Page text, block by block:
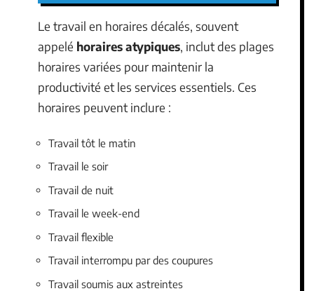
Le travail en horaires décalés, souvent
appelé horaires atypiques, inclut des plages
horaires variées pour maintenir la
productivité et les services essentiels. Ces
horaires peuvent inclure :
Travail tôt le matin
Travail le soir
Travail de nuit
Travail le week-end
Travail flexible
Travail interrompu par des coupures
Travail soumis aux astreintes